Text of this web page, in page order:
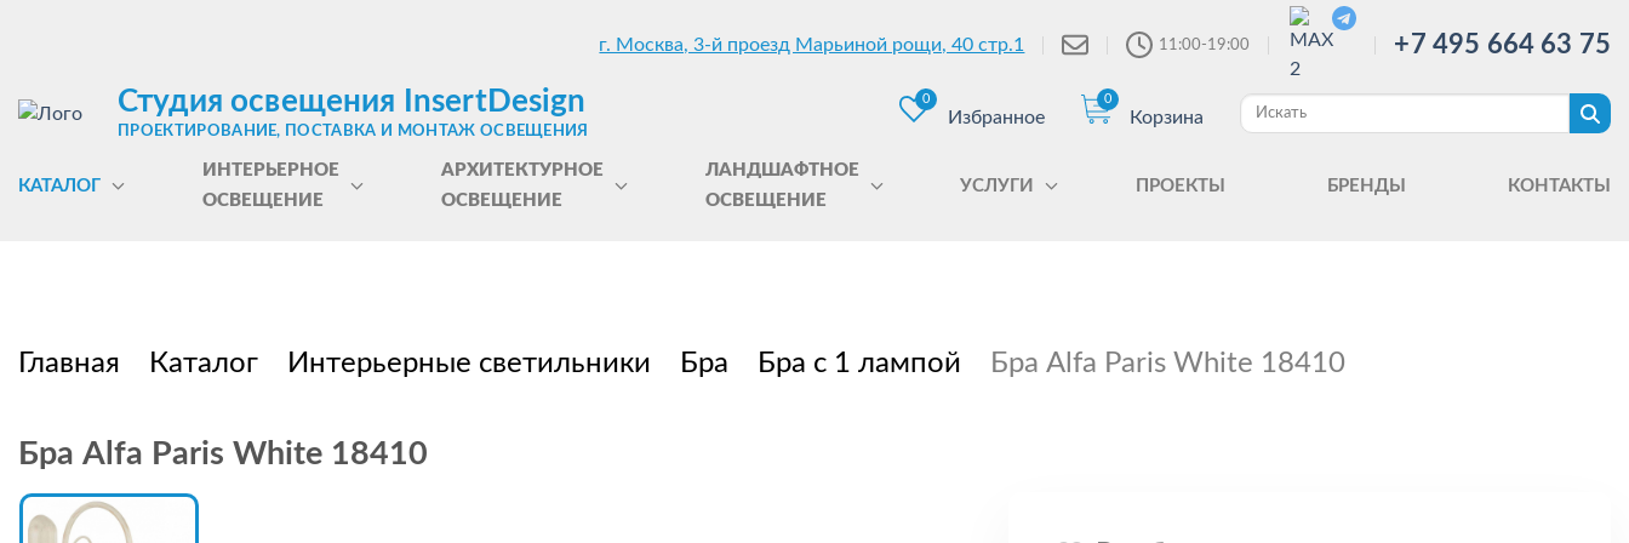
г. Москва, 3-й проезд Марьиной рощи, 40 стр.1 11:00-19:00 +7 495 664 63 75
Студия освещения InsertDesign
ПРОЕКТИРОВАНИЕ, ПОСТАВКА И МОНТАЖ ОСВЕЩЕНИЯ
0
Избранное
0
Корзина
КАТАЛОГ
ИНТЕРЬЕРНОЕ
ОСВЕЩЕНИЕ
АРХИТЕКТУРНОЕ
ОСВЕЩЕНИЕ
ЛАНДШАФТНОЕ
ОСВЕЩЕНИЕ
УСЛУГИ ПРОЕКТЫ БРЕНДЫ КОНТАКТЫ
Главная Каталог Интерьерные светильники Бра Бра с 1 лампой Бра Alfa Paris White 18410
Бра Alfa Paris White 18410